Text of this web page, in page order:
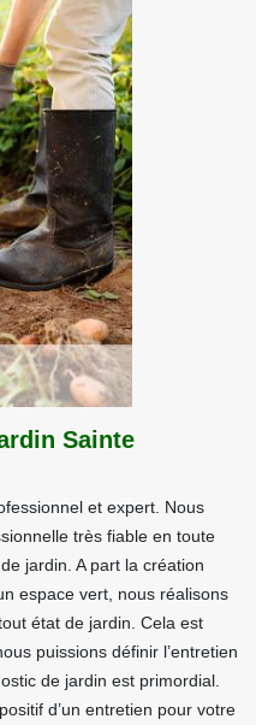
Sainte
et expert. Nous
très fiable en toute
jardin. A part la création
espace vert, nous réalisons
état de jardin. Cela est
puissions définir l’entretien
de jardin est primordial.
d’un entretien pour votre